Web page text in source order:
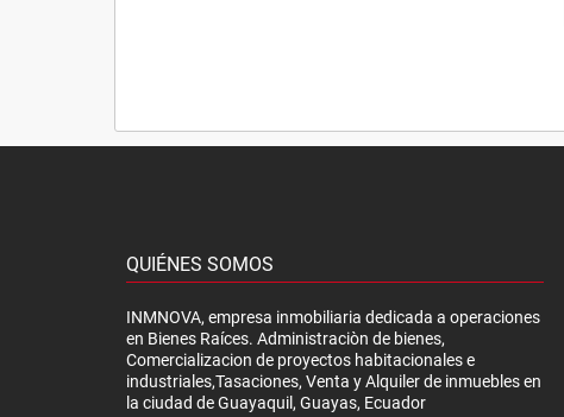
QUIÉNES SOMOS
INMNOVA, empresa inmobiliaria dedicada a operaciones
en Bienes Raíces. Administraciòn de bienes,
Comercializacion de proyectos habitacionales e
industriales,Tasaciones, Venta y Alquiler de inmuebles en
la ciudad de Guayaquil, Guayas, Ecuador